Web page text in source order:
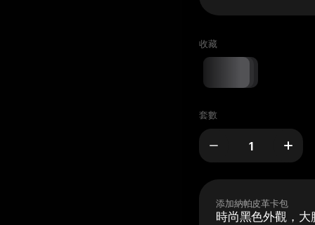
收藏
套數
添加納帕皮革卡包
時尚黑色外觀，大